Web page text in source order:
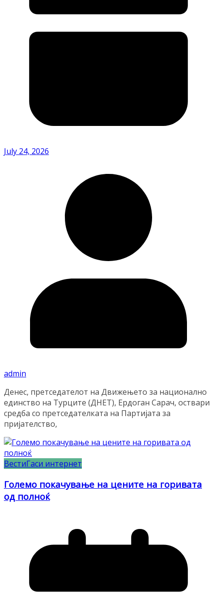
July 24, 2026
admin
Денес, претседателот на Движењето за национално
единство на Турците (ДНЕТ), Ердоган Сарач, оствари
средба со претседателката на Партијата за
пријателство,
ВестиГаси интернет
Големо покачување на цените на горивата
од полноќ